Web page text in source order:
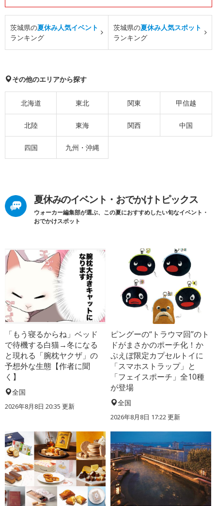
茨城県の夏休み人気イベント
ランキング
茨城県の夏休み人気スポット
ランキング
その他のエリアから探す
北海道 東北 関東 甲信越
北陸 東海 関西 中国
四国 九州・沖縄
夏休みのイベント・おでかけトピックス
ウォーカー編集部が選ぶ、この夏におすすめしたい旬なイベント・
おでかけスポット
「もう寝るからね」ベッド
で待機する白猫→冬になる
と現れる「腕枕ヤクザ」の
予想外な生態【作者に聞
く】
全国
2026年8月8日 20:35 更新
ピングーの“トラウマ回”のト
ドがまさかのポーチ化！か
ぷえぼ限定カプセルトイに
「スマホストラップ」と
「フェイスポーチ」全10種
が登場
全国
2026年8月8日 17:22 更新